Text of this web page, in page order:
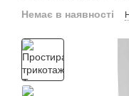
Немає в наявності